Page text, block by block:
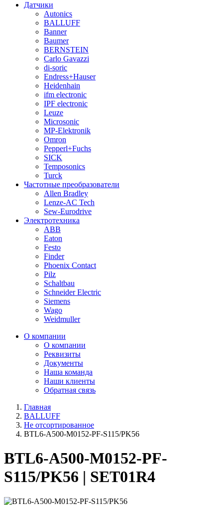
Датчики
Autonics
BALLUFF
Banner
Baumer
BERNSTEIN
Carlo Gavazzi
di-soric
Endress+Hauser
Heidenhain
ifm electronic
IPF electronic
Leuze
Microsonic
MP-Elektronik
Omron
Pepperl+Fuchs
SICK
Temposonics
Turck
Частотные преобразователи
Allen Bradley
Lenze-AC Tech
Sew-Eurodrive
Электротехника
ABB
Eaton
Festo
Finder
Phoenix Contact
Pilz
Schaltbau
Schneider Electric
Siemens
Wago
Weidmuller
О компании
О компании
Реквизиты
Документы
Наша команда
Наши клиенты
Обратная связь
Главная
BALLUFF
Не отсортированное
BTL6-A500-M0152-PF-S115/PK56
BTL6-A500-M0152-PF-
S115/PK56 | SET01R4